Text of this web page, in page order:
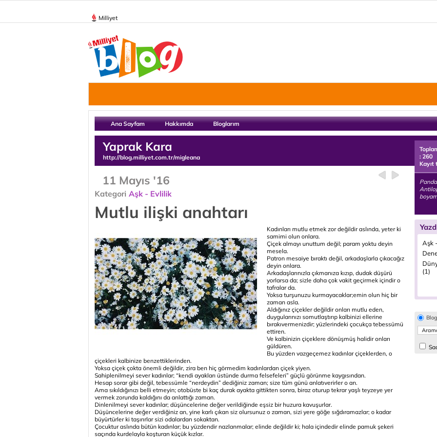
Milliyet
Ana Sayfam Hakkımda Bloglarım
Yaprak Kara
http://blog.milliyet.com.tr/migleana
11 Mayıs '16
Kategori Aşk - Evlilik
Mutlu ilişki anahtarı
Kadınları mutlu etmek zor değildir aslında, yeter ki
samimi olun onlara.
Çiçek almayı unuttum değil; param yoktu deyin
mesela.
Patron mesaiye bıraktı değil, arkadaşlarla çıkacağız
deyin onlara.
Arkadaşlarınızla çıkmanıza kızıp, dudak düşürü
yorlarsa da; sizle daha çok vakit geçirmek içindir o
tafralar da.
Yoksa turşunuzu kurmayacaklar;emin olun hiç bir
zaman asla.
Aldığınız çiçekler değildir onları mutlu eden,
duygularınızı somutlaştırıp kalbinizi ellerine
bırakıvermenizdir; yüzlerindeki çocukça tebessümü
ettiren.
Ve kalbinizin çiçeklere dönüşmüş halidir onları
güldüren.
Bu yüzden vazgeçemez kadınlar çiçeklerden, o
çiçekleri kalbinize benzettiklerinden.
Yoksa çiçek çokta önemli değildir, zira ben hiç görmedim kadınlardan çiçek yiyen.
Sahiplenilmeyi sever kadınlar; “kendi ayakları üstünde durma felsefeleri” güçlü görünme kaygısından.
Hesap sorar gibi değil, tebessümle “nerdeydin” dediğiniz zaman; size tüm günü anlatıverirler o an.
Ama sıkıldığınızı belli etmeyin; otobüste bi kaç durak ayakta gittikten sonra, biraz oturup tekrar yaşlı teyzeye yer
vermek zorunda kaldığını da anlattığı zaman.
Dinlenilmeyi sever kadınlar; düşüncelerine değer verildiğinde eşsiz bir huzura kavuşurlar.
Düşüncelerine değer verdiğiniz an, yine karlı çıkan siz olursunuz o zaman, sizi yere göğe sığdıramazlar; o kadar
büyürtürler ki taşırırlar sizi odalardan sokaktan.
Çocuktur aslında bütün kadınlar; bu yüzdendir nazlanmalar; elinde değildir ki; hala içindedir elinde pamuk şekeri
saçında kurdelayla koşturan küçük kızlar.
: 260
Kayıt
Aşk
(1)